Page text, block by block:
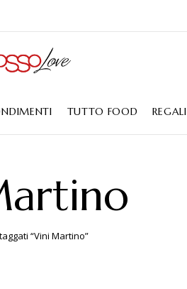
TUTTO FOOD REGALI
“Vini Martino”